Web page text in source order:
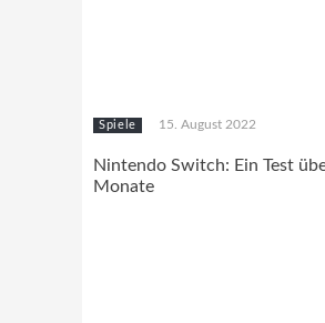
Spiele 15. August 2022
Nintendo Switch: Ein Test
Monate